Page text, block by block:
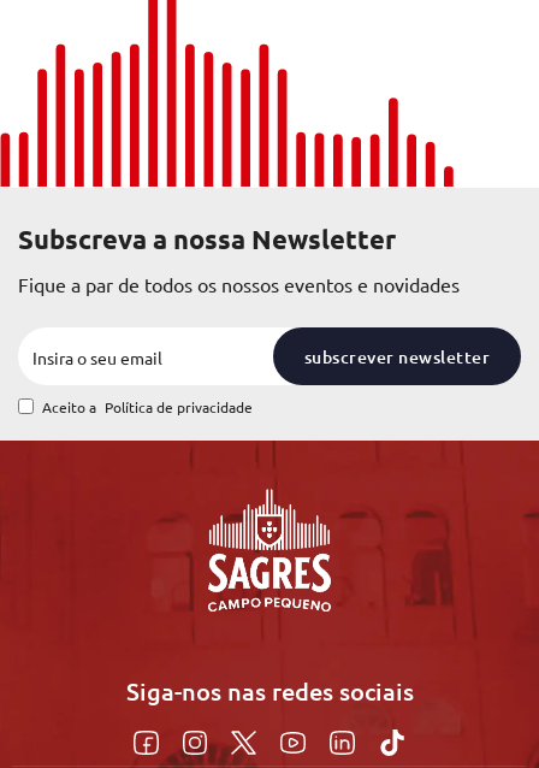
Subscreva a nossa Newsletter
Fique a par de todos os nossos eventos e novidades
subscrever newsletter
Aceito a Política de privacidade
Siga-nos nas redes sociais